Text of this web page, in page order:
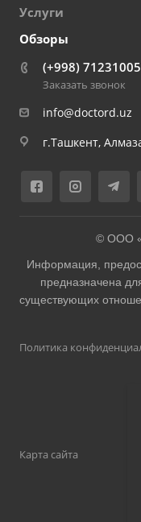
Услуги
Обзоры
(+998)
Заказать звонок
info@doctord.uz
г.Ташкент,
© ООО
Информация,
предназначена
существующих
Политика
Карта сайта